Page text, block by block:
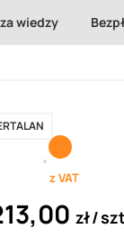
wiedzy
z VAT
zł